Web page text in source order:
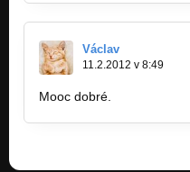
Václav
11.2.2012 v 8:49
Mooc dobré.